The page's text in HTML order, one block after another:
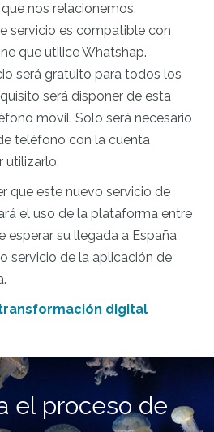
nos relacionemos.
servicio es compatible con
que utilice Whatshap.
será gratuito para todos los
será disponer de esta
móvil. Solo será necesario
teléfono con la cuenta
utilizarlo.
que este nuevo servicio de
el uso de la plataforma entre
esperar su llegada a España
servicio de la aplicación de
digital
el proceso de